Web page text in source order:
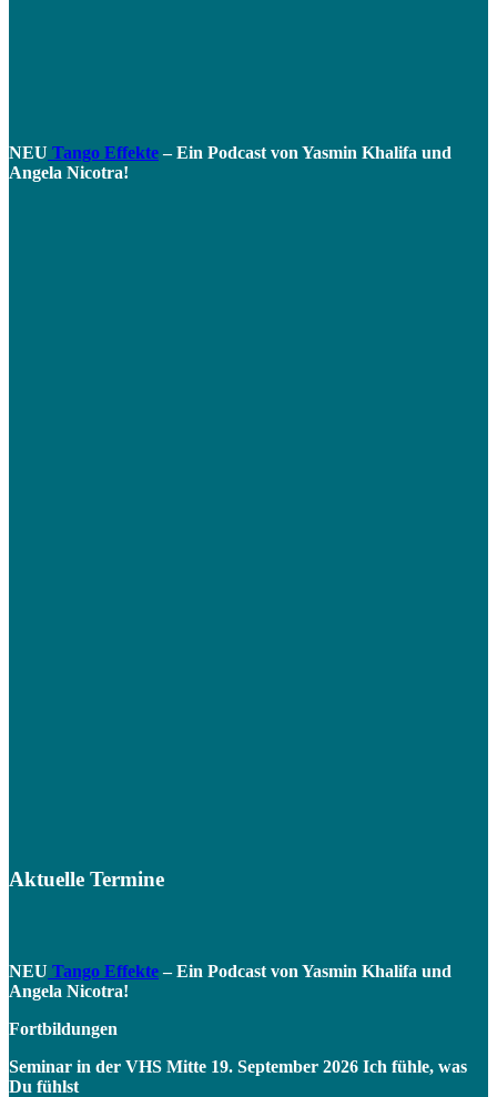
NEU Tango Effekte– Ein Podcast von Yasmin Khalifa und
Angela Nicotra!
Aktuelle Termine
NEU Tango Effekte– Ein Podcast von Yasmin Khalifa und
Angela Nicotra!
Fortbildungen
Seminar in der VHS Mitte 19. September 2026 Ich fühle, was
Du fühlst